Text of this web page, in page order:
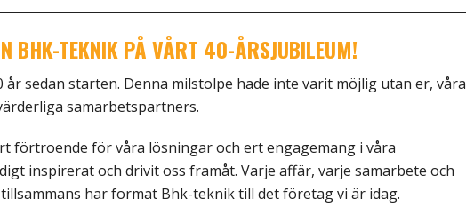
BHK-TEKNIK PÅ VÅRT 40-ÅRSJUBILEUM!
sedan starten. Denna milstolpe hade inte varit möjlig utan er, våra
samarbetspartners.
förtroende för våra lösningar och ert engagemang i våra
inspirerat och drivit oss framåt. Varje affär, varje samarbete och
har format Bhk-teknik till det företag vi är idag.